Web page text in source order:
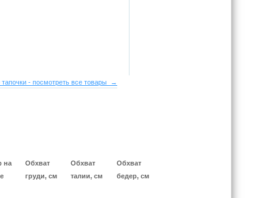
- посмотреть все товары →
на
Обхват
груди, см
Обхват
талии, см
Обхват
бедер, см